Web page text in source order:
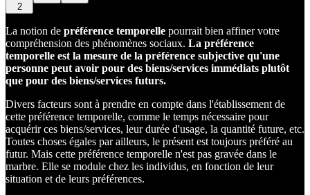
2
La notion de préférence temporelle pourrait bien affiner votre
compréhension des phénomènes sociaux. La préférence
temporelle est la mesure de la préférence subjective qu'une
personne peut avoir pour des biens/services immédiats plutôt
que pour des biens/services futurs.
Divers facteurs sont à prendre en compte dans l'établissement de
cette préférence temporelle, comme le temps nécessaire pour
acquérir ces biens/services, leur durée d'usage, la quantité future, etc.
Toutes choses égales par ailleurs, le présent est toujours préféré au
futur. Mais cette préférence temporelle n'est pas gravée dans le
marbre. Elle se module chez les individus, en fonction de leur
situation et de leurs préférences.